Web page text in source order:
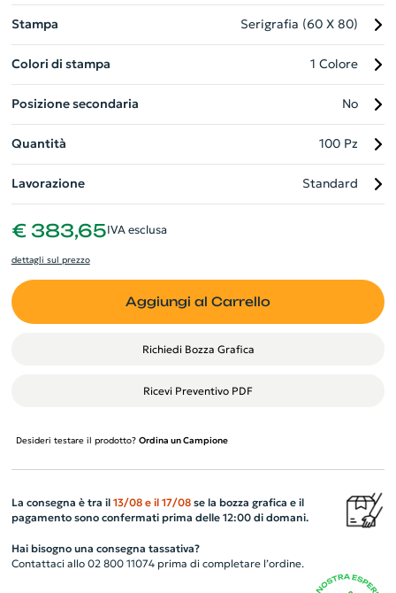
Stampa Serigrafia (60 X 80)
Colori di stampa 1 Colore
Posizione secondaria No
Quantità 100 Pz
Lavorazione Standard
€ 383,65IVA esclusa
dettagli sul prezzo
Aggiungi al Carrello
Richiedi Bozza Grafica
Ricevi Preventivo PDF
Desideri testare il prodotto? Ordina un Campione
La consegna è tra il 13/08 e il 17/08se la bozza grafica e il
pagamento sono confermati prima delle 12:00 di domani.
Hai bisogno una consegna tassativa?
Contattaci allo 02 800 11074 prima di completare l’ordine.